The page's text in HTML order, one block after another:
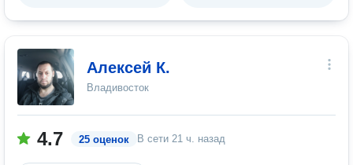
Алексей К.
Владивосток
4.7 25 оценок В сети 21 ч. назад